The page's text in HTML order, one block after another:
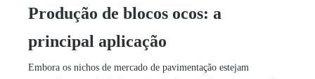
Produção de blocos ocos: a
principal aplicação
Embora os nichos de mercado de pavimentação estejam